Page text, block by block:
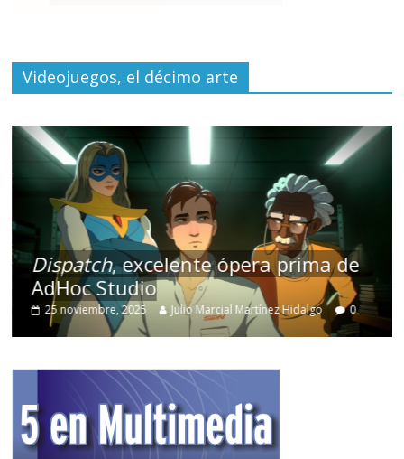
Videojuegos, el décimo arte
Dispatch, excelente ópera prima de
AdHoc Studio
25 noviembre, 2025 Julio Marcial Martínez Hidalgo 0